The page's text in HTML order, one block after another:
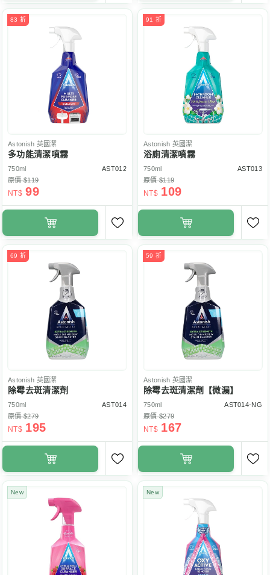
83 折
Astonish 英國潔
多功能清潔噴霧
750ml
AST012
原價 $119
NT$ 99
91 折
Astonish 英國潔
浴廁清潔噴霧
750ml
AST013
原價 $119
NT$ 109
69 折
Astonish 英國潔
除霉去斑清潔劑
750ml
AST014
原價 $279
NT$ 195
59 折
Astonish 英國潔
除霉去斑清潔劑【微漏】
750ml
AST014-NG
原價 $279
NT$ 167
New New